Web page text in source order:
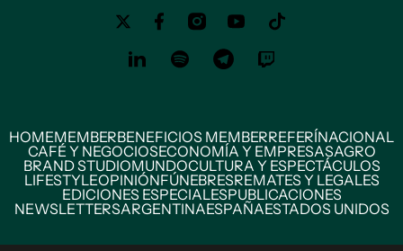
HOMEMEMBERBENEFICIOS MEMBERREFERÍNACIONAL
CAFÉ Y NEGOCIOSECONOMÍA Y EMPRESASAGRO
BRAND STUDIOMUNDOCULTURA Y ESPECTÁCULOS
LIFESTYLEOPINIÓNFÚNEBRESREMATES Y LEGALES
EDICIONES ESPECIALESPUBLICACIONES
NEWSLETTERSARGENTINAESPAÑAESTADOS UNIDOS